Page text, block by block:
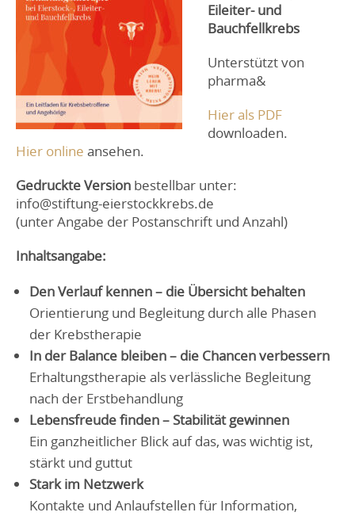
Eileiter- und
Bauchfellkrebs
Unterstützt von
pharma&
Hier als PDF
downloaden.
Hier online ansehen.
Gedruckte Version bestellbar unter:
info@stiftung-eierstockkrebs.de
(unter Angabe der Postanschrift und Anzahl)
Inhaltsangabe:
Den Verlauf kennen – die Übersicht behalten
Orientierung und Begleitung durch alle Phasen
der Krebstherapie
In der Balance bleiben – die Chancen verbessern
Erhaltungstherapie als verlässliche Begleitung
nach der Erstbehandlung
Lebensfreude finden – Stabilität gewinnen
Ein ganzheitlicher Blick auf das, was wichtig ist,
stärkt und guttut
Stark im Netzwerk
Kontakte und Anlaufstellen für Information,